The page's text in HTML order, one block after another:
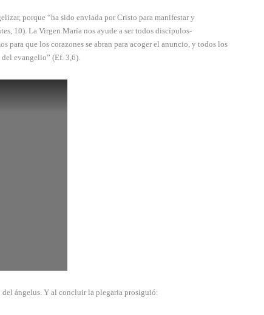
porque “ha sido enviada por Cristo para manifestar y
10). La Virgen María nos ayude a ser todos discípulos-
para que los corazones se abran para acoger el anuncio, y todos los
del evangelio” (Ef. 3,6).
del ángelus. Y al concluir la plegaria prosiguió: